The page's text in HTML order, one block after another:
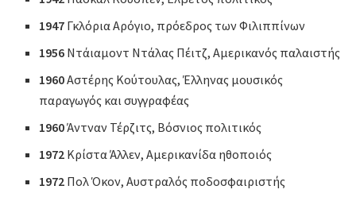
1947 Γκλόρια Αρόγιο, πρόεδρος των Φιλιππίνων
1956 Ντάιαμοντ Ντάλας Πέιτζ, Αμερικανός παλαιστής
1960Αστέρης Κούτουλας, Έλληνας μουσικός
παραγωγός και συγγραφέας
1960Άντναν Τέρζιτς, Βόσνιος πολιτικός
1972 Κρίστα Άλλεν, Αμερικανίδα ηθοποιός
1972 Πολ Όκον, Αυστραλός ποδοσφαιριστής